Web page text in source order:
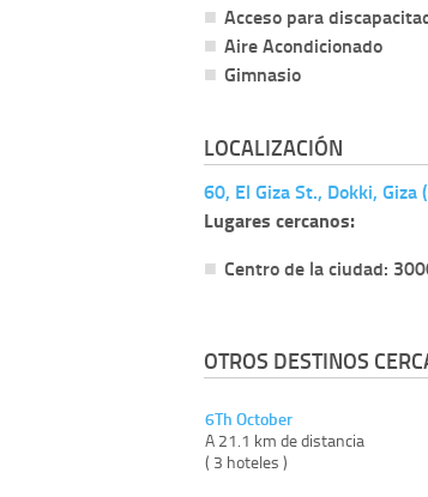
Acceso para
Aire Acondicionado
Gimnasio
LOCALIZACIÓN
60, El Giza St., Dokki, Giza
Lugares cercanos:
Centro de la ciudad:
OTROS DESTINOS
6Th October
A 21.1 km de distancia
( 3 hoteles )